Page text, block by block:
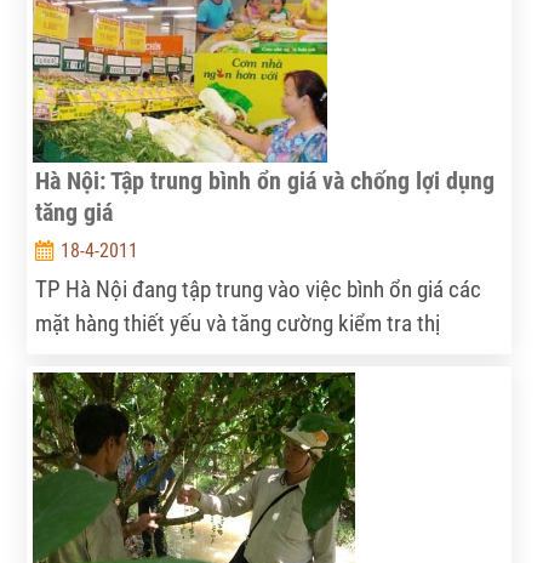
Hà Nội: Tập trung bình ổn giá và chống lợi dụng
tăng giá
18-4-2011
TP Hà Nội đang tập trung vào việc bình ổn giá các
mặt hàng thiết yếu và tăng cường kiểm tra thị